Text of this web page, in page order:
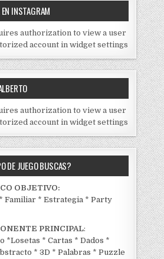
INSTAGRAM
authorization to view a user
account in widget settings
authorization to view a user
account in widget settings
DE JUEGO BUSCAS?
OBJETIVO:
*Familiar *Estrategia *Party
PRINCIPAL:
*Losetas *Cartas *Dados *
*3D *Palabras *Puzzle